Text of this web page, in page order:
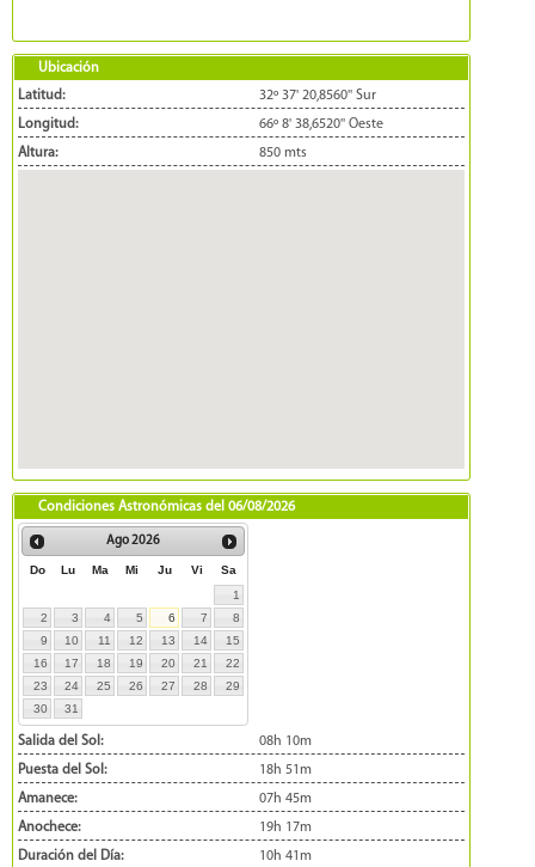
Ubicación
Latitud:
32º 37' 20,8560'' Sur
Longitud:
66º 8' 38,6520'' Oeste
Altura:
850 mts
Condiciones Astronómicas del 06/08/2026
Ago2026
Do Lu Ma Mi Ju Vi
Sa
1
2
3 4 5 6 7
8
9
10 11 12 13 14
15
16
17 18 19 20 21
22
23
24 25 26 27 28
29
30
31
Salida del Sol:
08h 10m
Puesta del Sol:
18h 51m
Amanece:
07h 45m
Anochece:
19h 17m
Duración del Día:
10h 41m